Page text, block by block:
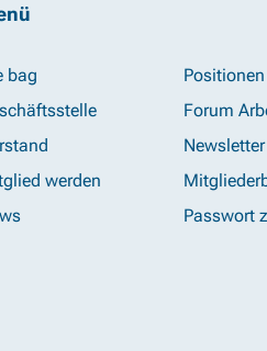
bag
werden
Positionen
Forum
Newsletter
Passwort